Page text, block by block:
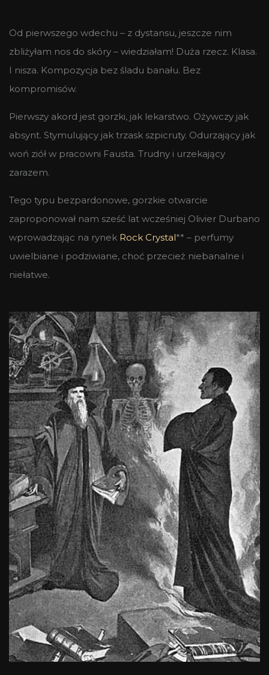
Od pierwszego wdechu – z dystansu, jeszcze nim
zbliżyłam nos do skóry – wiedziałam! Duża rzecz. Klasa.
I nisza. Kompozycja bez śladu banału. Bez
kompromisów.
Pierwszy akord jest gorzki, jak lekarstwo. Ożywczy jak
absynt. Stymulujący jak trzask szpicruty. Odurzający jak
woń ziół w pracowni Fausta. Trudny i urzekający
zarazem.
Tego typu bezpardonowe, gorzkie otwarcie
zaproponował nam sześć lat wcześniej Olivier Durbano
wprowadzając na rynek Rock Crystal** – perfumy
uwielbiane i podziwiane, choć przecież niebanalne i
niełatwe.